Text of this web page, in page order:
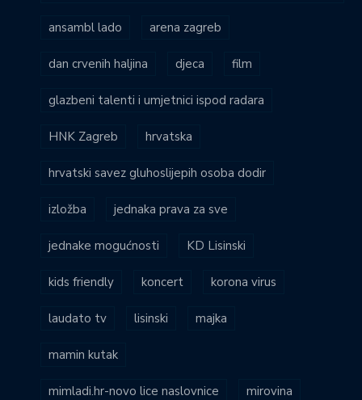
ansambl lado arena zagreb
dan crvenih haljina djeca film
glazbeni talenti i umjetnici ispod radara
HNK Zagreb hrvatska
hrvatski savez gluhoslijepih osoba dodir
izložba jednaka prava za sve
jednake mogućnosti KD Lisinski
kids friendly koncert korona virus
laudato tv lisinski majka
mamin kutak
mimladi.hr-novo lice naslovnice mirovina